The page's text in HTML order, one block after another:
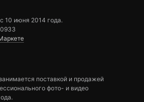
10 июня 2014 года.
поставкой и продажей
фото- и видео